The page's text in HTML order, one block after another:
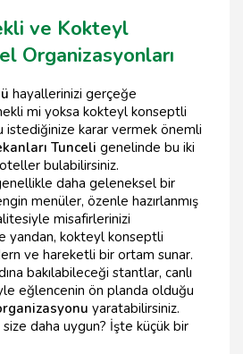
ve Kokteyl
Organizasyonları
hayallerinizi gerçeğe
mi yoksa kokteyl konseptli
istediğinize karar vermek önemli
Tunceli genelinde bu iki
bulabilirsiniz.
daha geleneksel bir
menüler, özenle hazırlanmış
misafirlerinizi
yandan, kokteyl konseptli
ve hareketli bir ortam sunar.
bakılabileceği stantlar, canlı
eğlencenin ön planda olduğu
yaratabilirsiniz.
daha uygun? İşte küçük bir